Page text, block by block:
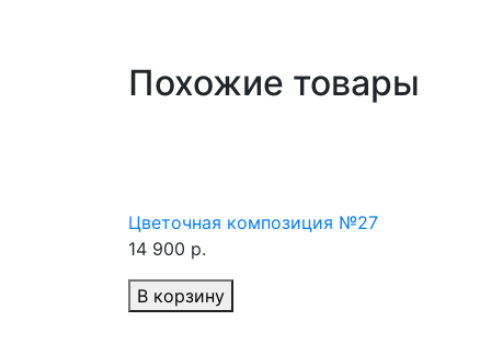
Похожие товары
Цветочная композиция №27
14 900 р.
В корзину